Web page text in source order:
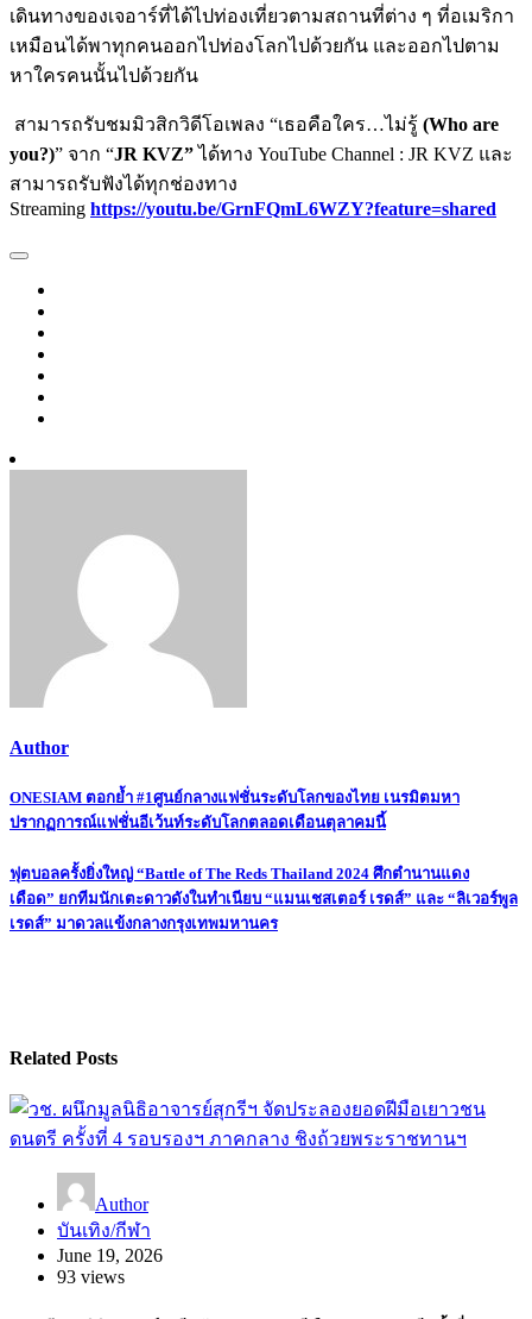
เดินทางของเจอาร์ที่ได้ไปท่องเที่ยวตามสถานที่ต่าง ๆ ที่อเมริกา
เหมือนได้พาทุกคนออกไปท่องโลกไปด้วยกัน และออกไปตาม
หาใครคนนั้นไปด้วยกัน
สามารถรับชมมิวสิกวิดีโอเพลง “เธอคือใคร…ไม่รู้ (Who are
you?)” จาก “JR KVZ”ได้ทาง YouTube Channel : JR KVZ และ
สามารถรับฟังได้ทุกช่องทาง
Streaming https://youtu.be/GrnFQmL6WZY?feature=shared
Author
Post
navigation
ONESIAM ตอกย้ำ #1ศูนย์กลางแฟชั่นระดับโลกของไทย เนรมิตมหา
ปรากฏการณ์แฟชั่นอีเว้นท์ระดับโลกตลอดเดือนตุลาคมนี้
ฟุตบอลครั้งยิ่งใหญ่ “Battle of The Reds Thailand 2024 ศึกตำนานแดง
เดือด” ยกทีมนักเตะดาวดังในทำเนียบ “แมนเชสเตอร์ เรดส์” และ “ลิเวอร์พูล
เรดส์” มาดวลแข้งกลางกรุงเทพมหานคร
Related Posts
Author
บันเทิง/กีฬา
June 19, 2026
93 views